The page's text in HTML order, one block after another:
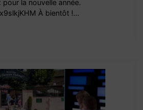
la nouvelle année.
À bientôt !…